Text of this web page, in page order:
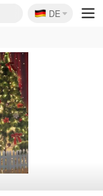
🇩🇪
DE